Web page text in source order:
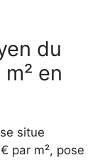
du
en
situe
par m², pose